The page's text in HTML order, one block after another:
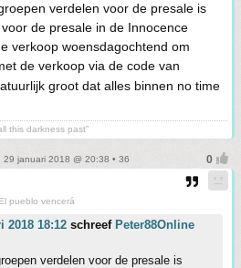
verdelen voor de presale is
de presale in de Innocence
verkoop woensdagochtend om
de verkoop via de code van
groot dat alles binnen no time
this darkness past”
29 januari 2018 @ 20:38 • 36
El pueblo vencerá
2018 18:12 schreef Peter88Online
verdelen voor de presale is